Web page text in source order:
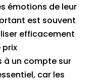
émotions de leur
est souvent
efficacement
prix
à un compte sur
car les